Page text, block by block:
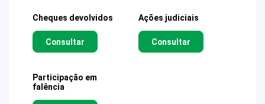
Cheques devolvidos
Consultar
Ações judiciais
Consultar
Participação em
falência